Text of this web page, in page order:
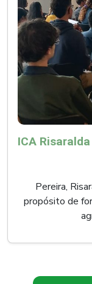
Pereira,
propósito de